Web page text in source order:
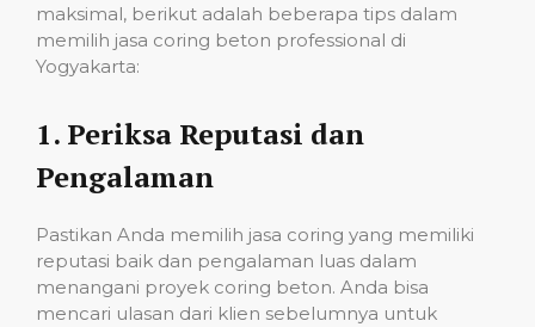
maksimal, berikut adalah beberapa tips dalam
memilih jasa coring beton professional di
Yogyakarta:
1. Periksa Reputasi dan
Pengalaman
Pastikan Anda memilih jasa coring yang memiliki
reputasi baik dan pengalaman luas dalam
menangani proyek coring beton. Anda bisa
mencari ulasan dari klien sebelumnya untuk